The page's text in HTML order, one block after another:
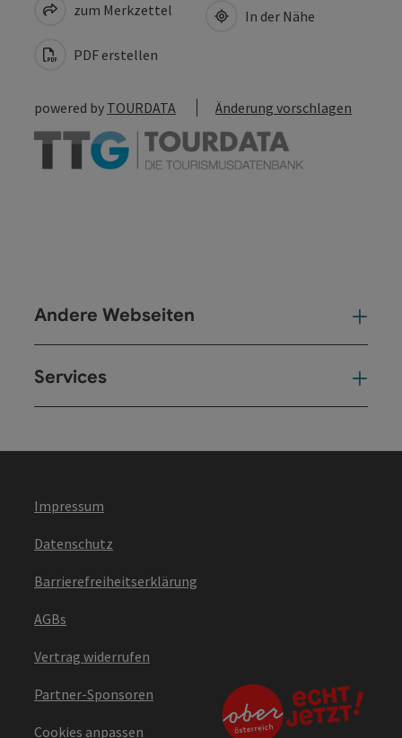
zum Merkzettel
PDF erstellen
In der Nähe
powered by TOURDATA Änderung vorschlagen
Andere Webseiten
Services
Impressum
Datenschutz
Barrierefreiheitserklärung
AGBs
Vertrag widerrufen
Partner-Sponsoren
Cookies anpassen